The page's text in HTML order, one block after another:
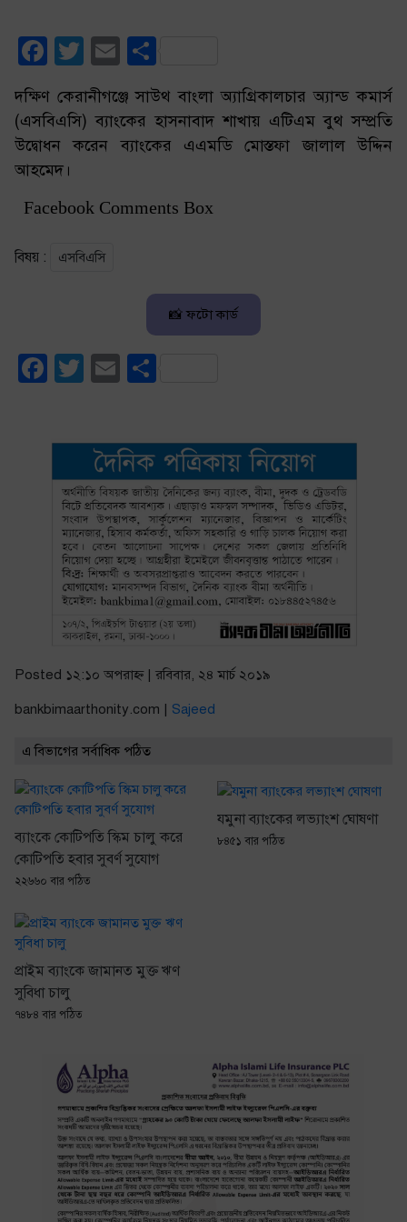
Facebook
TwitterEmail
দক্ষিণ কেরানীগঞ্জে সাউথ বাংলা অ্যাগ্রিকালচার অ্যান্ড কমার্স
(এসবিএসি) ব্যাংকের হাসনাবাদ শাখায় এটিএম বুথ সম্প্রতি
উদ্বোধন করেন ব্যাংকের এএমডি মোস্তফা জালাল উদ্দিন
আহমেদ।
Facebook Comments Box
বিষয় : এসবিএসি
📸 ফটো কার্ড
Facebook
TwitterEmail
Posted ১২:১০ অপরাহ্ণ | রবিবার, ২৪ মার্চ ২০১৯
bankbimaarthonity.com | Sajeed
এ বিভাগের সর্বাধিক পঠিত
ব্যাংকে কোটিপতি স্কিম চালু করে
কোটিপতি হবার সুবর্ণ ‍সুযোগ
২২৬৬০ বার পঠিত
যমুনা ব্যাংকের লভ্যাংশ ঘোষণা
৮৪৫১ বার পঠিত
প্রাইম ব্যাংকে জামানত মুক্ত ঋণ
সুবিধা চালু
৭৪৮৪ বার পঠিত